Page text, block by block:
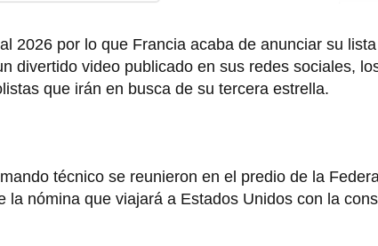
2026 por lo que Francia acaba de anunciar su
divertido video publicado en sus redes sociales,
que irán en busca de su tercera estrella.
técnico se reunieron en el predio de la
nómina que viajará a Estados Unidos con la